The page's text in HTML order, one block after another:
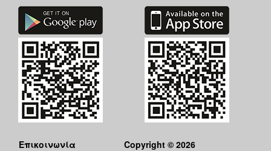
Επικοινωνία
Copyright © 2026